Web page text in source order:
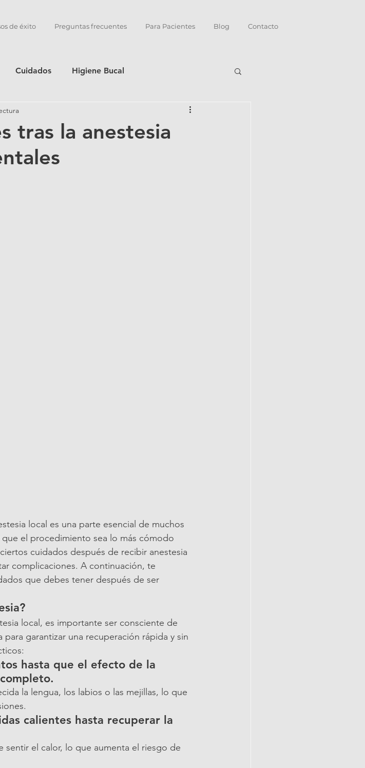
de éxito Preguntas frecuentes Para Pacientes Blog Contacto
Cuidados Higiene Bucal
tras la anestesia
local es una parte esencial de muchos
el procedimiento sea lo más cómodo
cuidados después de recibir anestesia
complicaciones. A continuación, te
que debes tener después de ser
local, es importante ser consciente de
garantizar una recuperación rápida y sin
hasta que el efecto de la
la lengua, los labios o las mejillas, lo que
calientes hasta recuperar la
sentir el calor, lo que aumenta el riesgo de